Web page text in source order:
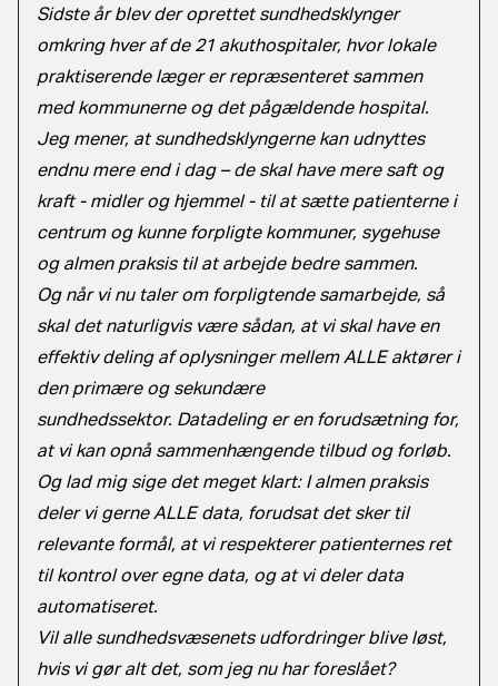
Sidste år blev der oprettet sundhedsklynger
omkring hver af de 21 akuthospitaler, hvor lokale
praktiserende læger er repræsenteret sammen
med kommunerne og det pågældende hospital.
Jeg mener, at sundhedsklyngerne kan udnyttes
endnu mere end i dag – de skal have mere saft og
kraft - midler og hjemmel - til at sætte patienterne i
centrum og kunne forpligte kommuner, sygehuse
og almen praksis til at arbejde bedre sammen.
Og når vi nu taler om forpligtende samarbejde, så
skal det naturligvis være sådan, at vi skal have en
effektiv deling af oplysninger mellem ALLE aktører i
den primære og sekundære
sundhedssektor. Datadeling er en forudsætning for,
at vi kan opnå sammenhængende tilbud og forløb.
Og lad mig sige det meget klart: I almen praksis
deler vi gerne ALLE data, forudsat det sker til
relevante formål, at vi respekterer patienternes ret
til kontrol over egne data, og at vi deler data
automatiseret.
Vil alle sundhedsvæsenets udfordringer blive løst,
hvis vi gør alt det, som jeg nu har foreslået?